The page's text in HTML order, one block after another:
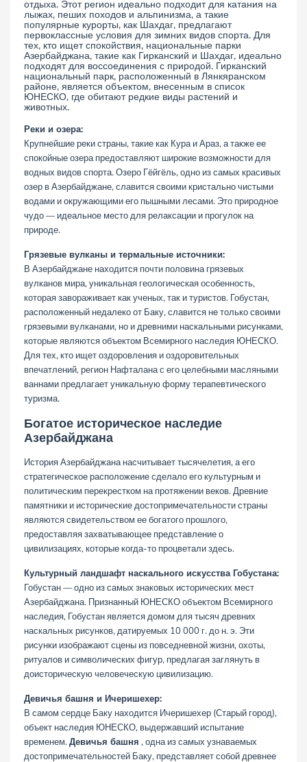
отдыха. Этот регион идеально подходит для катания на
лыжах, пеших походов и альпинизма, а такие
популярные курорты, как Шахдаг, предлагают
первоклассные условия для зимних видов спорта. Для
тех, кто ищет спокойствия, национальные парки
Азербайджана, такие как Гирканский и Шахдаг, идеально
подходят для воссоединения с природой. Гирканский
национальный парк, расположенный в Лянкяранском
районе, является объектом, внесенным в список
ЮНЕСКО, где обитают редкие виды растений и
животных.
Реки и озера:
Крупнейшие реки страны, такие как Кура и Араз, а также ее
спокойные озера предоставляют широкие возможности для
водных видов спорта. Озеро Гёйгёль, одно из самых красивых
озер в Азербайджане, славится своими кристально чистыми
водами и окружающими его пышными лесами. Это природное
чудо — идеальное место для релаксации и прогулок на
природе.
Грязевые вулканы и термальные источники:
В Азербайджане находится почти половина грязевых
вулканов мира, уникальная геологическая особенность,
которая завораживает как ученых, так и туристов. Гобустан,
расположенный недалеко от Баку, славится не только своими
грязевыми вулканами, но и древними наскальными рисунками,
которые являются объектом Всемирного наследия ЮНЕСКО.
Для тех, кто ищет оздоровления и оздоровительных
впечатлений, регион Нафталана с его целебными масляными
ваннами предлагает уникальную форму терапевтического
туризма.
Богатое историческое наследие
Азербайджана
История Азербайджана насчитывает тысячелетия, а его
стратегическое расположение сделало его культурным и
политическим перекрестком на протяжении веков. Древние
памятники и исторические достопримечательности страны
являются свидетельством ее богатого прошлого,
предоставляя захватывающее представление о
цивилизациях, которые когда-то процветали здесь.
Культурный ландшафт наскального искусства Гобустана:
Гобустан — одно из самых знаковых исторических мест
Азербайджана. Признанный ЮНЕСКО объектом Всемирного
наследия, Гобустан является домом для тысяч древних
наскальных рисунков, датируемых 10 000 г. до н. э. Эти
рисунки изображают сцены из повседневной жизни, охоты,
ритуалов и символических фигур, предлагая заглянуть в
доисторическую человеческую цивилизацию.
Девичья башня и Ичеришехер:
В самом сердце Баку находится Ичеришехер (Старый город),
объект наследия ЮНЕСКО, выдержавший испытание
временем. Девичья башня , одна из самых узнаваемых
достопримечательностей Баку, представляет собой древнее